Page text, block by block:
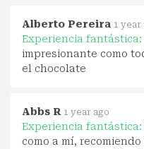
Alberto Pereira 1 year
Experiencia fantástica:
impresionante como
el chocolate
Abbs R 1 year ago
Experiencia fantástica:
como a mí,